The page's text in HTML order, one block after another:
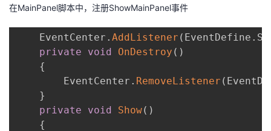
在MainPanel脚本中，注册ShowMainPanel事件
	EventCenter
. AddListener ( EventDefine .
private
void OnDestroy ( )
{
        EventCenter
. RemoveListener (
}
private
void Show( )
{